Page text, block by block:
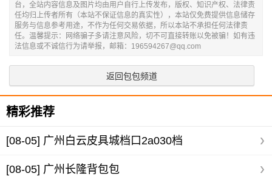
台，全站内容信息及图片均由用户自行上传发布，版权、知识产权、法律责
任均归上传者所有（本站不保证信息的真实性），本站仅免费提供信息储存
服务与信息参考用途，不作为任何交易依据，所以本站不承担任何法律责
任。温馨提示：网络骗子多请注意风险，切不可直接转账以免被骗！如有违
法信息或不诚信行为请举报，邮箱：196594267@qq.com
返回包包频道
精彩推荐
[08-05] 广州白云皮具城档口2a030档
[08-05] 广州长隆背包包